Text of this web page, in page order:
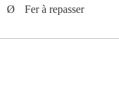
Ø
Fer à repasser